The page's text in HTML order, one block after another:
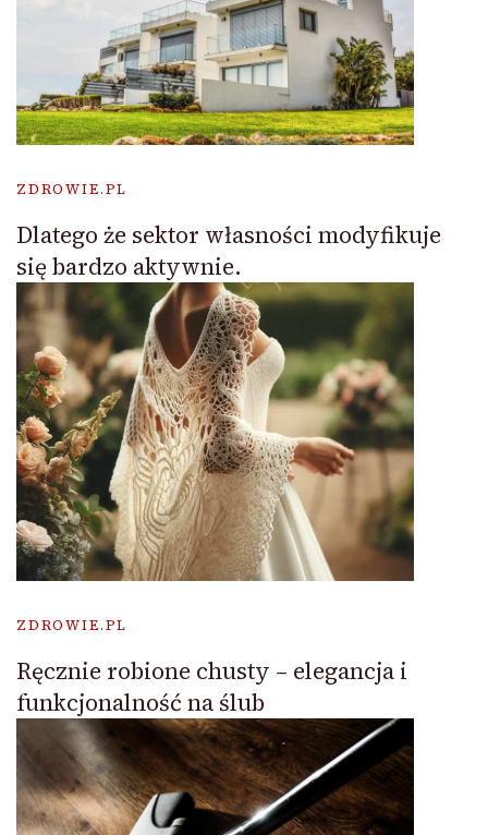
ZDROWIE.PL
Dlatego że sektor własności modyfikuje
się bardzo aktywnie.
ZDROWIE.PL
Ręcznie robione chusty – elegancja i
funkcjonalność na ślub